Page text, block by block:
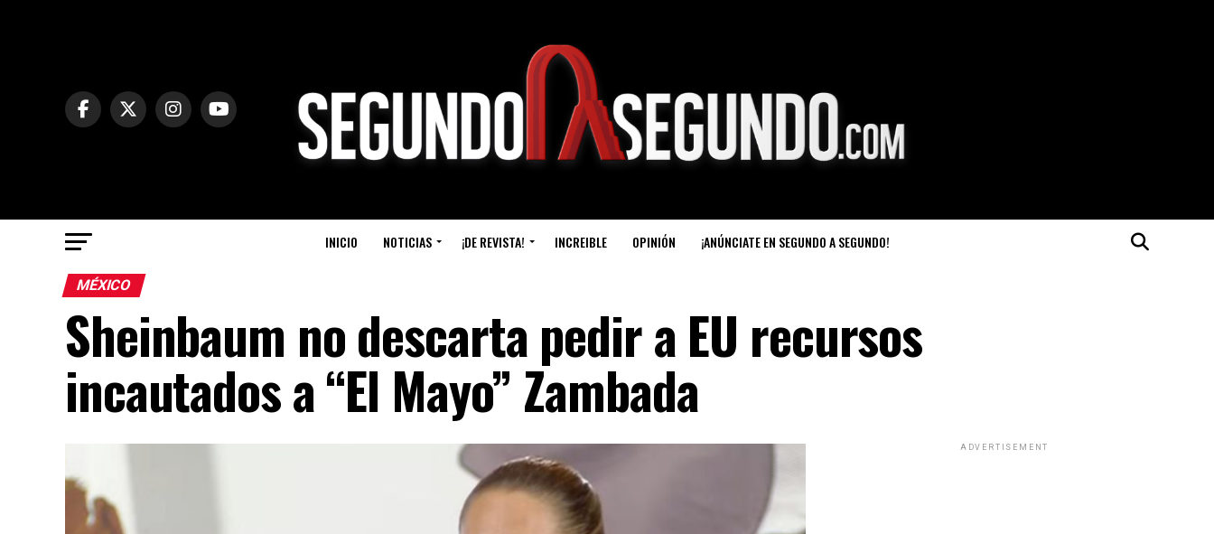
INICIO NOTICIAS ¡DE REVISTA! INCREIBLE OPINIÓN ¡ANÚNCIATE EN SEGUNDO A SEGUNDO!
MÉXICO
Sheinbaum no descarta pedir a EU recursos
incautados a “El Mayo” Zambada
ADVERTISEMENT